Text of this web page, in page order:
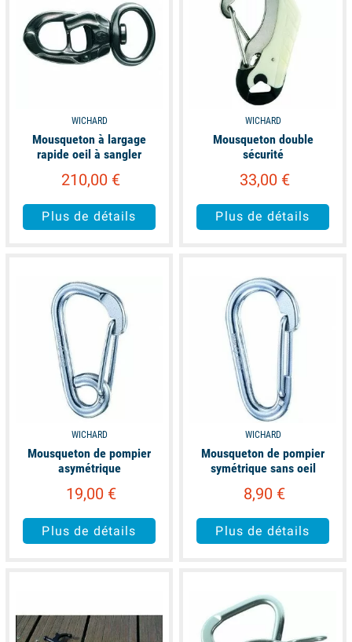
WICHARD
Mousqueton à largage
rapide oeil à sangler
210,00 €
Plus de détails
WICHARD
Mousqueton double
sécurité
33,00 €
Plus de détails
WICHARD
Mousqueton de pompier
asymétrique
19,00 €
Plus de détails
WICHARD
Mousqueton de pompier
symétrique sans oeil
8,90 €
Plus de détails